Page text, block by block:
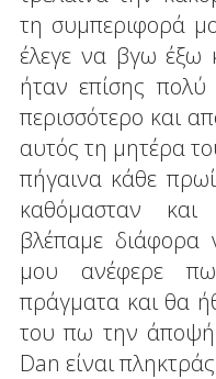
τη συμπεριφορά
έλεγε να βγω έξω
ήταν επίσης
περισσότερο και
αυτός τη μητέρα
πήγαινα κάθε
καθόμασταν
βλέπαμε διάφορα
μου ανέφερε
πράγματα και θα
του πω την άποψή
Dan είναι